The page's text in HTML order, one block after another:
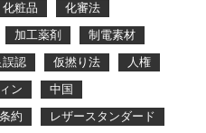
化粧品
化審法
加工薬剤
制電素材
認 仮撚り法
人権
ン
中国
約
レザースタンダード